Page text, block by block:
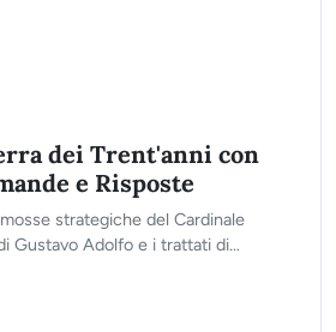
dei Trent'anni con
e Risposte
strategiche del Cardinale
Gustavo Adolfo e i trattati di
interattivo e scopri il tuo reale
storica!